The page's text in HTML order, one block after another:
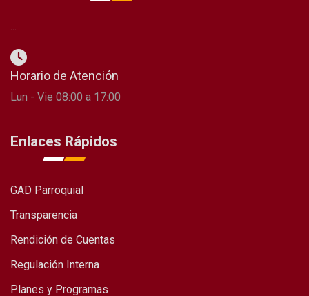
...
Horario de Atención
Lun - Vie 08:00 a 17:00
Enlaces Rápidos
GAD Parroquial
Transparencia
Rendición de Cuentas
Regulación Interna
Planes y Programas